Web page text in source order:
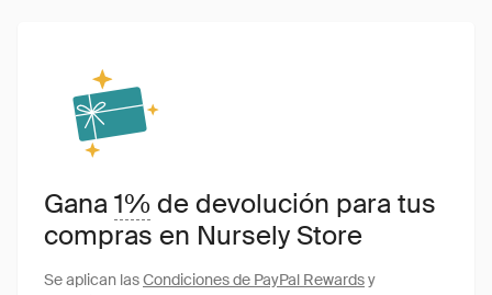
Gana1% de devolución para tus
compras en Nursely Store
Se aplican lasCondiciones de PayPal Rewardsy